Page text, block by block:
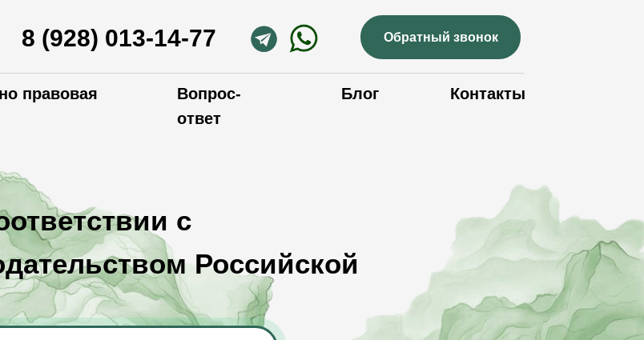
с
Российской
Контакты
правовая
8 (928) 013-14-77 Обратный звонок
Блог
Вопрос-
ответ